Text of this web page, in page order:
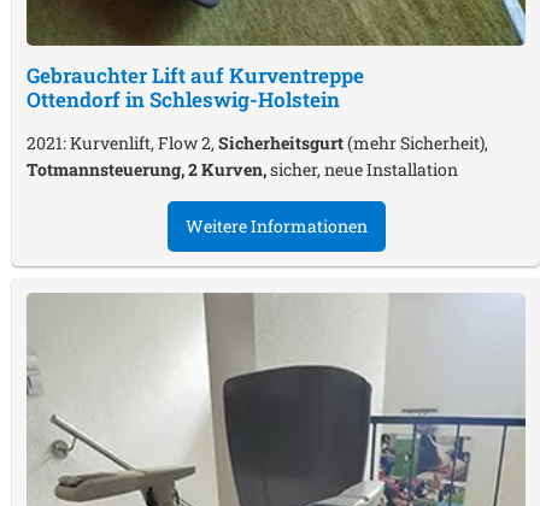
Gebrauchter Lift auf Kurventreppe
Ottendorf in Schleswig-Holstein
2021: Kurvenlift, Flow 2, Sicherheitsgurt(mehr Sicherheit),
Totmannsteuerung, 2 Kurven,sicher, neue Installation
Weitere Informationen